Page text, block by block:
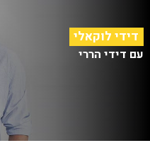
דידי לוקאלי
עם דידי הררי